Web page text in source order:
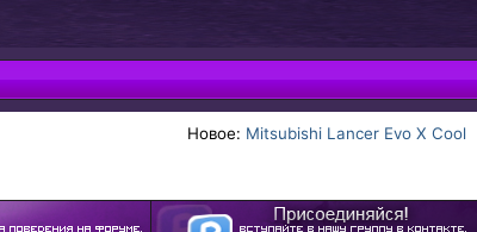
Новое: Mitsubishi Lancer Evo X Cool